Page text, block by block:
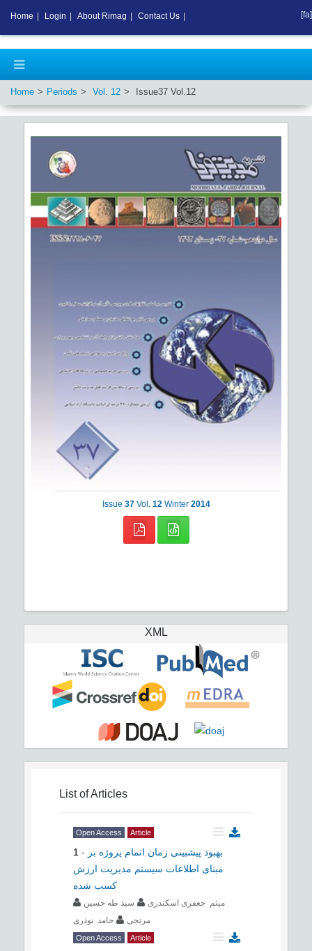
Home Periods Vol. 12 Issue37 Vol.12
Issue 37 Vol. 12 Winter 2014
XML
List of Articles
Open Access Article
1 - بهبود پیشبینی زمان اتمام پروژه بر
مبنای اطلاعات سیستم مدیریت ارزش
کسب شده
میثم جعفری اسکندری
سید طه حسین
مرتجی
حامد نوذری
Open Access Article
Home Login About Rimag Contact Us [fa]